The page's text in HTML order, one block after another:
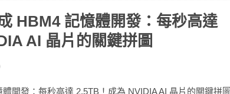
HBM4 記憶體開發：每秒高達
AI 晶片的關鍵拼圖
開發：每秒高達 2.5TB！成為 NVIDIA AI 晶片的關鍵拼圖